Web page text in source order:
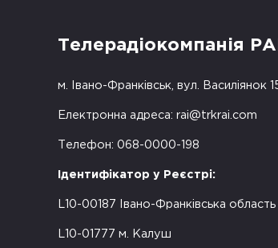
Телерадіокомпанія РАІ
м. Івано-Франківськ, вул. Василіянок
Електронна адреса: rai@trkrai.com
Телефон: 068-0000-198
Ідентифікатор у Реєстрі:
L10-00187 Івано-Франківська область
L10-01777 м. Калуш